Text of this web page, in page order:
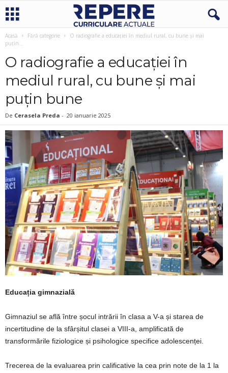
Acasă Fără categorie
O radiografie a educației în mediul rural, cu bune și mai
puțin...
O radiografie a educației în
mediul rural, cu bune și mai
puțin bune
De Cerasela Preda - 20 ianuarie 2025
Educația gimnazială
Gimnaziul se află între șocul intrării în clasa a V-a și starea de
incertitudine de la sfârșitul clasei a VIII-a, amplificată de
transformările fiziologice și psihologice specifice adolescenței.
Trecerea de la evaluarea prin calificative la cea prin note de la 1 la